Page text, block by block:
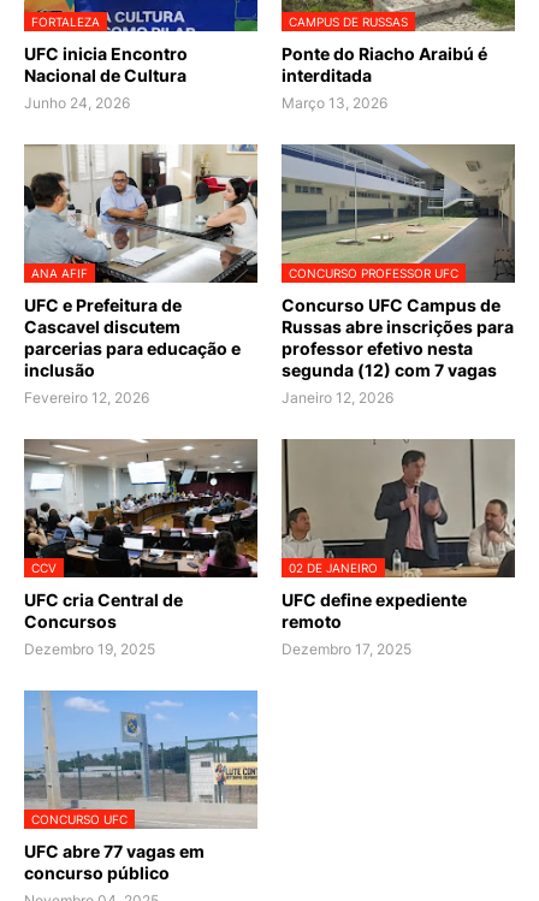
FORTALEZA
UFC inicia Encontro
Nacional de Cultura
Junho 24, 2026
CAMPUS DE RUSSAS
Ponte do Riacho Araibú é
interditada
Março 13, 2026
ANA AFIF
UFC e Prefeitura de
Cascavel discutem
parcerias para educação e
inclusão
Fevereiro 12, 2026
CONCURSO PROFESSOR UFC
Concurso UFC Campus de
Russas abre inscrições para
professor efetivo nesta
segunda (12) com 7 vagas
Janeiro 12, 2026
CCV
UFC cria Central de
Concursos
Dezembro 19, 2025
02 DE JANEIRO
UFC define expediente
remoto
Dezembro 17, 2025
CONCURSO UFC
UFC abre 77 vagas em
concurso público